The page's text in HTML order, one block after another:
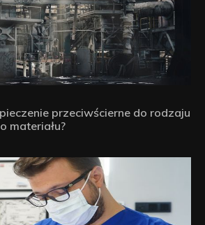
przeciwścierne do rodzaju
materiału?